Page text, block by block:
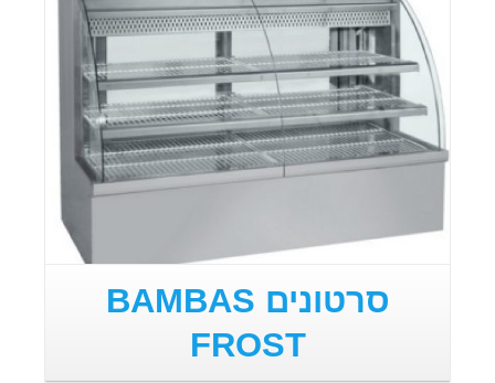
סרטונים BAMBAS
FROST